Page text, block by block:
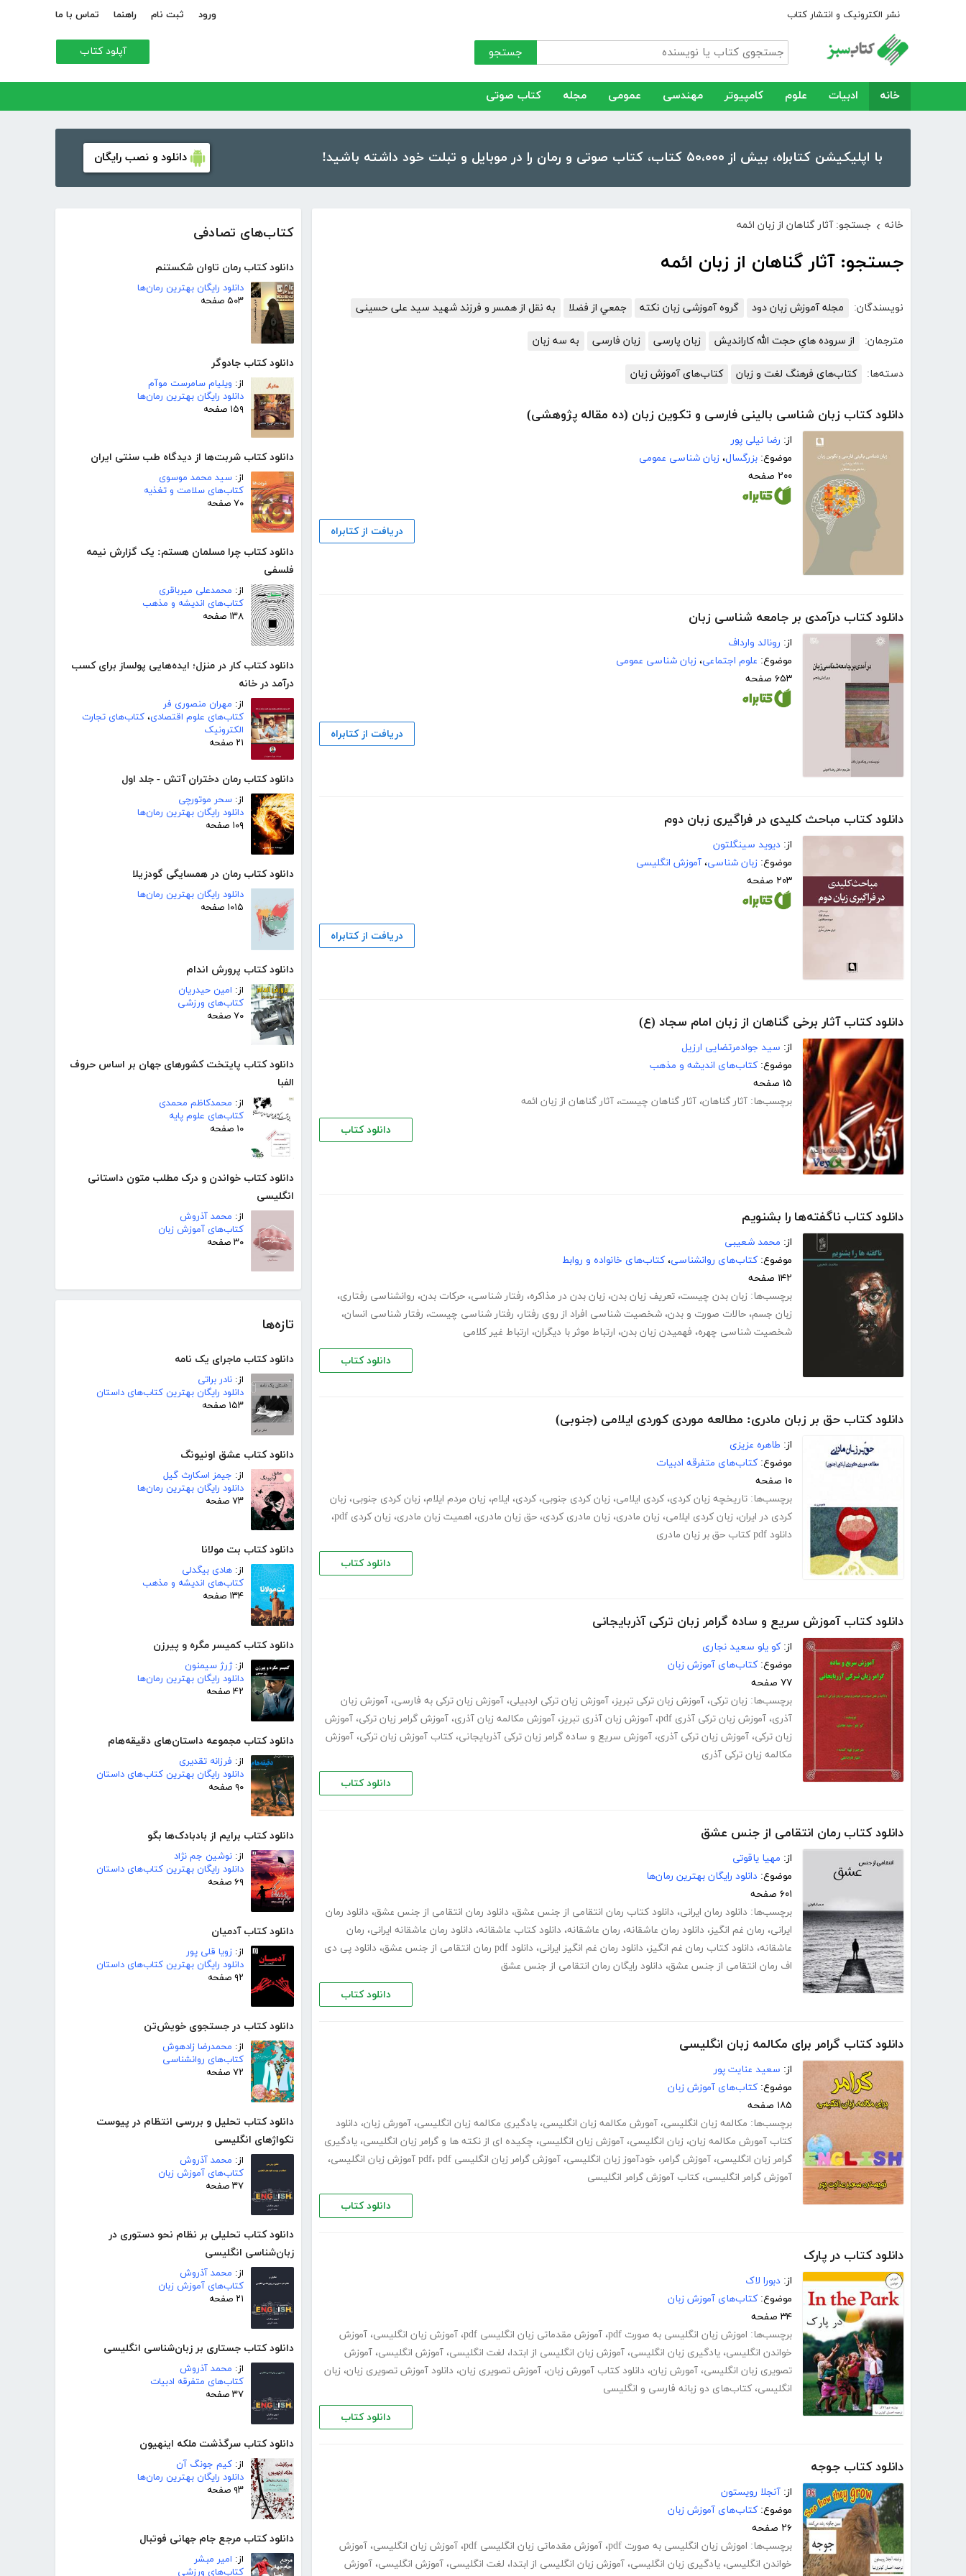
نشر الکترونیک و انتشار کتاب ورود ثبت نام راهنما تماس با ما
جستجو آپلود کتاب
خانه ادبیات علوم کامپیوتر مهندسی عمومی مجله کتاب صوتی
با اپلیکیشن کتابراه، بیش از ۵۰،۰۰۰ کتاب، کتاب صوتی و رمان را در موبایل و تبلت خود داشته باشید! دانلود و نصب رایگان
کتاب‌های تصادفی
دانلود کتاب رمان تاوان شکستنم
دانلود رایگان بهترین رمان‌ها
۵۰۳ صفحه
دانلود کتاب جادوگر
از: ویلیام سامرست موآم
دانلود رایگان بهترین رمان‌ها
۱۵۹ صفحه
دانلود کتاب شربت‌ها از دیدگاه طب سنتی ایران
از: سید محمد موسوی
کتاب‌های سلامت و تغذیه
۷۰ صفحه
دانلود کتاب چرا مسلمان هستم: یک گزارش نیمه
فلسفی
از: محمدعلی میرباقری
کتاب‌های اندیشه و مذهب
۱۳۸ صفحه
دانلود کتاب کار در منزل؛ ایده‌هایی پولساز برای کسب
درآمد در خانه
از: مهران منصوری فر
کتاب‌های علوم اقتصادی، کتاب‌های تجارت
الکترونیک
۲۱ صفحه
دانلود کتاب رمان دختران آتش - جلد اول
از: سحر موتورچی
دانلود رایگان بهترین رمان‌ها
۱۰۹ صفحه
دانلود کتاب رمان در همسایگی گودزیلا
دانلود رایگان بهترین رمان‌ها
۱۰۱۵ صفحه
دانلود کتاب پرورش اندام
از: امین حیدریان
کتاب‌های ورزشی
۷۰ صفحه
دانلود کتاب پایتخت کشورهای جهان بر اساس حروف
الفبا
از: محمدکاظم محمدی
کتاب‌های علوم پایه
۱۰ صفحه
دانلود کتاب خواندن و درک مطلب متون داستانی
انگلیسی
از: محمد آذروش
کتاب‌های آموزش زبان
۳۰ صفحه
تازه‌ها
دانلود کتاب ماجرای یک نامه
از: نادر براتی
دانلود رایگان بهترین کتاب‌های داستان
۱۵۳ صفحه
دانلود کتاب عشق اونیونگ
از: جیمز اسکارث گیل
دانلود رایگان بهترین رمان‌ها
۷۳ صفحه
دانلود کتاب بت مولانا
از: هادی بیگدلی
کتاب‌های اندیشه و مذهب
۱۳۴ صفحه
دانلود کتاب کمیسر مگره و پیرزن
از:ژرژ سیمنون
دانلود رایگان بهترین رمان‌ها
۴۲ صفحه
دانلود کتاب مجموعه داستان‌های دقیقه‌هام
از: فرزانه تقدیری
دانلود رایگان بهترین کتاب‌های داستان
۹۰ صفحه
دانلود کتاب برایم از بادبادک‌ها بگو
از: نوشین جم نژاد
دانلود رایگان بهترین کتاب‌های داستان
۶۹ صفحه
دانلود کتاب آدمیان
از: زویا قلی پور
دانلود رایگان بهترین کتاب‌های داستان
۹۲ صفحه
دانلود کتاب در جستجوی خویش‌تن
از: محمدرضا زادهوش
کتاب‌های روانشناسی
۷۲ صفحه
دانلود کتاب تحلیل و بررسی انتظام در پیوست
تکواژهای انگلیسی
از: محمد آذروش
کتاب‌های آموزش زبان
۳۷ صفحه
دانلود کتاب تحلیلی بر نظام نحو دستوری در
زبان‌شناسی انگلیسی
از: محمد آذروش
کتاب‌های آموزش زبان
۲۱ صفحه
دانلود کتاب جستاری بر زبان‌شناسی انگلیسی
از: محمد آذروش
کتاب‌های متفرقه ادبیات
۳۷ صفحه
دانلود کتاب سرگذشت ملکه اینهیون
از: کیم جونگ آن
دانلود رایگان بهترین رمان‌ها
۹۳ صفحه
دانلود کتاب مرجع جام جهانی فوتبال
از: امیر مبشر
کتاب‌های ورزشی
خانه › جستجو: آثار گناهان از زبان ائمه
جستجو: آثار گناهان از زبان ائمه
نویسندگان: مجله آموزش زبان دود گروه آموزشی زبان نکته جمعي از فضلا به نقل از همسر و فرزند شهید سید علی حسینی
مترجمان: از سروده هایِ حجت الله کاراندیش زبان پارسی زبان فارسی به سه زبان
دسته‌ها: کتاب‌های فرهنگ لغت و زبان کتاب‌های آموزش زبان
دانلود کتاب زبان شناسی بالینی فارسی و تکوین زبان (ده مقاله پژوهشی)
از: رضا نیلی پور
موضوع: بزرگسال، زبان شناسی عمومی
۲۰۰ صفحه
دریافت از کتابراه
دانلود کتاب درآمدی بر جامعه شناسی زبان
از: رونالد وارداف
موضوع: علوم اجتماعی، زبان شناسی عمومی
۶۵۳ صفحه
دریافت از کتابراه
دانلود کتاب مباحث کلیدی در فراگیری زبان دوم
از: دیوید سینگلتون
موضوع: زبان شناسی، آموزش انگلیسی
۲۰۳ صفحه
دریافت از کتابراه
دانلود کتاب آثار برخی گناهان از زبان امام سجاد (ع)
از: سید جوادمرتضایی ارزیل
موضوع: کتاب‌های اندیشه و مذهب
۱۵ صفحه
برچسب‌ها: آثار گناهان، آثار گناهان چیست، آثار گناهان از زبان ائمه
دانلود کتاب
دانلود کتاب ناگفته‌ها را بشنویم
از: محمد شعیبی
موضوع: کتاب‌های روانشناسی، کتاب‌های خانواده و روابط
۱۴۲ صفحه
برچسب‌ها: زبان بدن چیست، تعریف زبان بدن، زبان بدن در مذاکره، رفتار شناسی، حرکات بدن، روانشناسی رفتاری،
زبان جسم، حالات صورت و بدن، شخصیت شناسی افراد از روی رفتار، رفتار شناسی چیست، رفتار شناسی انسان،
شخصیت شناسی چهره، فهمیدن زبان بدن، ارتباط موثر با دیگران، ارتباط غیر کلامی
دانلود کتاب
دانلود کتاب حق بر زبان مادری: مطالعه موردی کوردی ایلامی (جنوبی)
از: طاهره عزیزی
موضوع: کتاب‌های متفرقه ادبیات
۱۰ صفحه
برچسب‌ها: تاریخچه زبان کردی، کردی ایلامی، زبان کردی جنوبی، کردی، ایلام، زبان مردم ایلام، زبان کردی جنوبی، زبان
کردی در ایران، زبان کردی ایلامی، زبان مادری، زبان مادری کردی، حق زبان مادری، اهمیت زبان مادری، زبان کردی pdf
،
دانلود pdf کتاب حق بر زبان مادری
دانلود کتاب
دانلود کتاب آموزش سریع و ساده گرامر زبان ترکی آذربایجانی
از: کو یلو سعید نجاری
موضوع: کتاب‌های آموزش زبان
۷۷ صفحه
برچسب‌ها: زبان ترکی، آموزش زبان ترکی تبریز، آموزش زبان ترکی اردبیلی، آموزش زبان ترکی به فارسی، آموزش زبان
آذری، آموزش زبان ترکی آذری pdf ، آموزش زبان آذری تبریز، آموزش مکالمه زبان آذری، آموزش گرامر زبان ترکی، آموزش
زبان ترکی، آموزش زبان ترکی آذری، آموزش سریع و ساده گرامر زبان ترکی آذربایجانی، کتاب آموزش زبان ترکی، آموزش
مکالمه زبان ترکی آذری
دانلود کتاب
دانلود کتاب رمان انتقامی از جنس عشق
از: مهیا یاقوتی
موضوع: دانلود رایگان بهترین رمان‌ها
۶۰۱ صفحه
برچسب‌ها: دانلود رمان ایرانی، دانلود کتاب رمان انتقامی از جنس عشق، دانلود رمان انتقامی از جنس عشق، دانلود رمان
ایرانی، رمان غم انگیز، دانلود رمان عاشقانه، رمان عاشقانه، دانلود کتاب عاشقانه، دانلود رمان عاشقانه ایرانی، رمان
عاشقانه، دانلود کتاب رمان غم انگیز، دانلود رمان غم انگیز ایرانی، دانلود pdf رمان انتقامی از جنس عشق ، دانلود پی دی
اف رمان انتقامی از جنس عشق، دانلود رایگان رمان انتقامی از جنس عشق
دانلود کتاب
دانلود کتاب گرامر برای مکالمه زبان انگلیسی
از: سعید عنایت پور
موضوع: کتاب‌های آموزش زبان
۱۸۵ صفحه
برچسب‌ها: مکالمه زبان انگلیسی، آمورش مکالمه زبان انگلیسی، یادگیری مکالمه زبان انگلیسی، آمورش زبان، دانلود
کتاب آمورش مکالمه زبان، زبان انگلیسی، آموزش زبان انگلیسی، چکیده ای از نکته ها و گرامر زبان انگلیسی، یادگیری
گرامر زبان انگلیسی، آموزش گرامر، خودآموز زبان انگلیسی، آموزش گرامر زبان انگلیسی pdf ، pdf آموزش زبان انگلیسی
،
آموزش گرامر انگلیسی، کتاب آموزش گرامر انگلیسی
دانلود کتاب
دانلود کتاب در پارک
از: دبورا لاک
موضوع: کتاب‌های آموزش زبان
۳۴ صفحه
برچسب‌ها: اموزش زبان انگلیسی به صورت pdf ، آموزش مقدماتی زبان انگلیسی pdf ، آموزش زبان انگلیسی، آموزش
خواندن انگلیسی، یادگیری زبان انگلیسی، آموزش زبان انگلیسی از ابتدا، لغت انگلیسی، آموزش انگلیسی، آموزش
تصویری زبان انگلیسی، آمورش زبان، دانلود کتاب آمورش زبان، آموزش تصویری زبان، دانلود آموزش تصویری زبان، زبان
انگلیسی، کتاب‌های دو زبانه فارسی و انگلیسی
دانلود کتاب
دانلود کتاب جوجه
از: آنجلا رویستون
موضوع: کتاب‌های آموزش زبان
۲۶ صفحه
برچسب‌ها: اموزش زبان انگلیسی به صورت pdf ، آموزش مقدماتی زبان انگلیسی pdf ، آموزش زبان انگلیسی، آموزش
خواندن انگلیسی، یادگیری زبان انگلیسی، آموزش زبان انگلیسی از ابتدا، لغت انگلیسی، آموزش انگلیسی، آموزش